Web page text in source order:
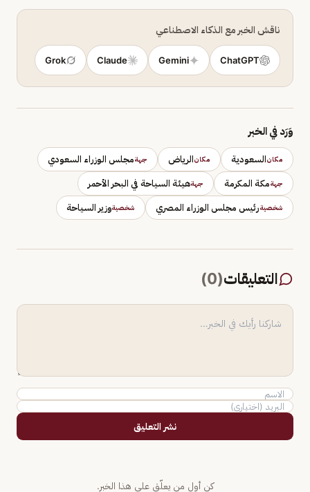
ناقش الخبر مع الذكاء الاصطناعي
ChatGPT
Gemini
Claude
Grok
وَرَد في الخبر
مكانالسعودية مكانالرياض جهةمجلس الوزراء السعودي
جهةمكة المكرمة جهةهيئة السياحة في البحر الأحمر
شخصيةرئيس مجلس الوزراء المصري شخصيةوزير السياحة
التعليقات(
0
)
نشر التعليق
كن أول من يعلّق على هذا الخبر.